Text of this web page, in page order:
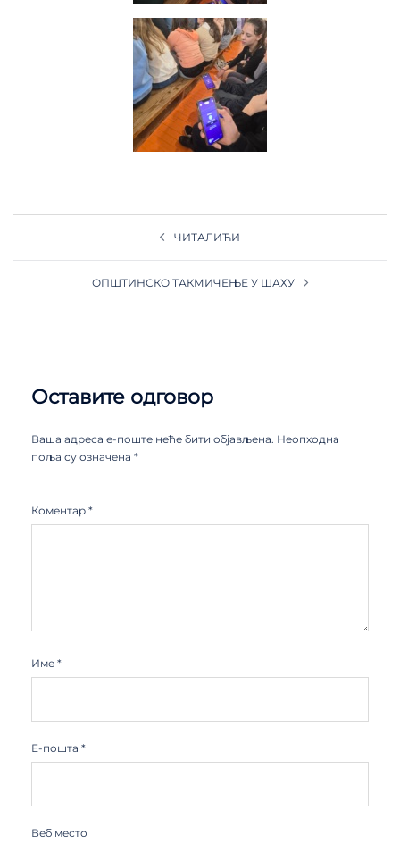
ЧИТАЛИЋИ
ОПШТИНСКО ТАКМИЧЕЊЕ У ШАХУ
Оставите одговор
Ваша адреса е-поште неће бити објављена. Неопходна
поља су означена *
Коментар *
Име *
Е-пошта *
Веб место